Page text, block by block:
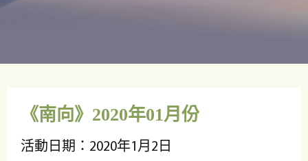
u
e
《南向》2020年01月份
活動日期：2020年1月2日